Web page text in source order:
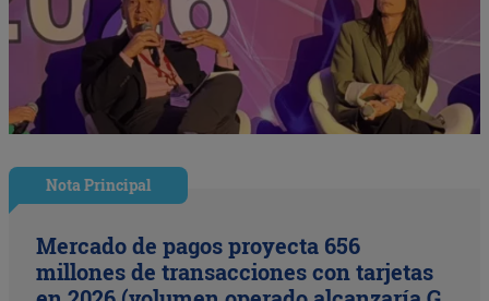
Nota Principal
Mercado de pagos proyecta 656
millones de transacciones con tarjetas